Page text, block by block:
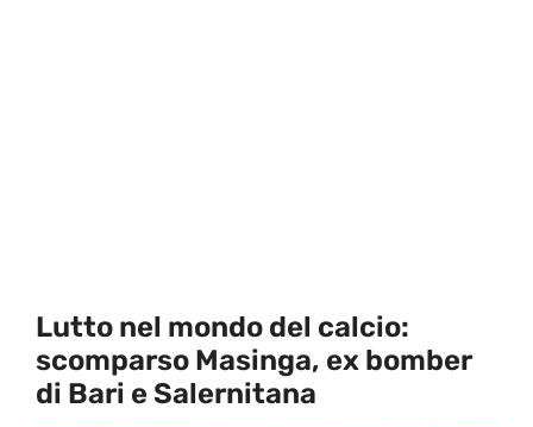
Lutto nel mondo del calcio:
scomparso Masinga, ex bomber
di Bari e Salernitana